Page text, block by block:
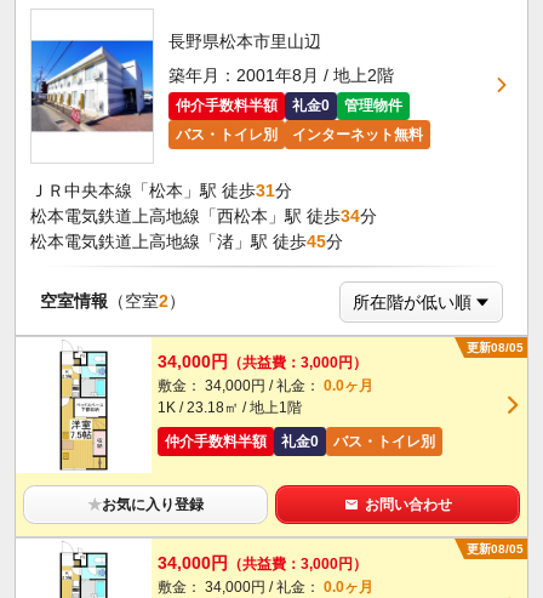
長野県松本市里山辺
築年月：2001年8月 / 地上2階
仲介手数料半額 礼金0
管理物件
バス・トイレ別
インターネット無料
ＪＲ中央本線「松本」駅 徒歩31分
松本電気鉄道上高地線「西松本」駅 徒歩34分
松本電気鉄道上高地線「渚」駅 徒歩45分
空室情報 （空室2）
更新08/05
34,000円
（共益費：3,000円）
敷金： 34,000円 / 礼金： 0.0ヶ月
1K / 23.18㎡ / 地上1階
仲介手数料半額
礼金0 バス・トイレ別
★お気に入り登録 お問い合わせ
更新08/05
34,000円
（共益費：3,000円）
敷金： 34,000円 / 礼金： 0.0ヶ月